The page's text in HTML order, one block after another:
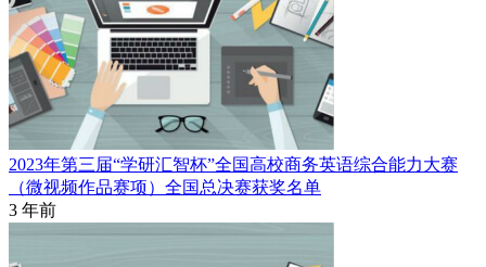
2023年第三届“学研汇智杯”全国高校商务英语综合能力大赛
（微视频作品赛项）全国总决赛获奖名单
3 年前